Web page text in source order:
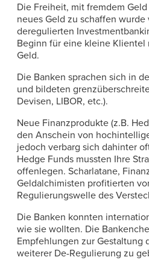
Die Freiheit, mit fremdem
neues Geld zu schaffen
deregulierten
Beginn für eine kleine Klientel
Geld.
Die Banken sprachen sich in
und bildeten
Devisen, LIBOR, etc.).
Neue Finanzprodukte (z.B.
den Anschein von
jedoch verbarg sich dahinter
Hedge Funds mussten Ihre
offenlegen. Scharlatane,
Geldalchimisten profitierten
Regulierungswelle des
Die Banken konnten
wie sie wollten. Die
Empfehlungen zur Gestaltung
weiterer De-Regulierung zu